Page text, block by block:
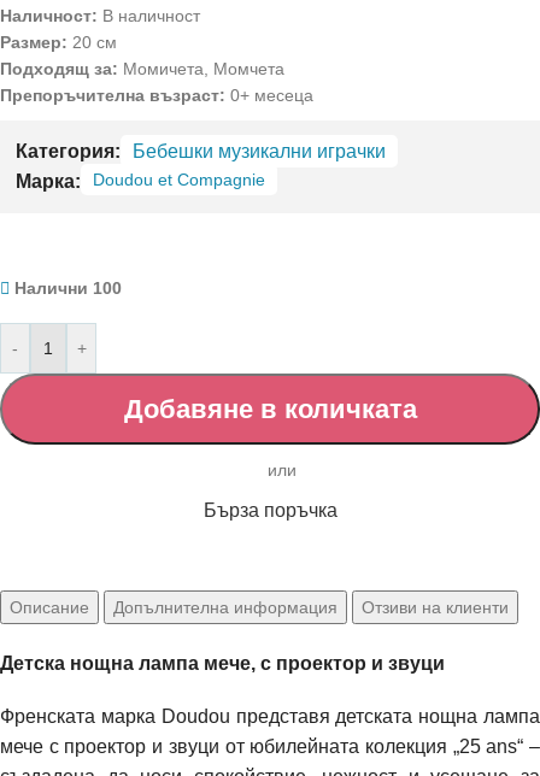
Наличност: В наличност
Размер: 20 см
Подходящ за: Момичета, Момчета
Препоръчителна възраст: 0+ месеца
Категория:
Бебешки музикални играчки
Марка:
Doudou et Compagnie
Налични 100
- +
Добавяне в количката
Бърза поръчка
Описание Допълнителна информация Отзиви на клиенти
Детска нощна лампа мече, с проектор и звуци
Френската марка Doudou представя детската нощна лампа
мече с проектор и звуци от юбилейната колекция „25 ans“ –